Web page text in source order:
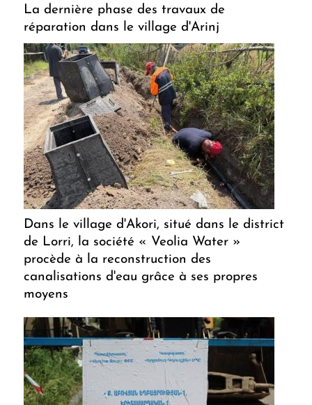
La dernière phase des travaux de
réparation dans le village d'Arinj
Dans le village d'Akori, situé dans le district
de Lorri, la société « Veolia Water »
procède à la reconstruction des
canalisations d'eau grâce à ses propres
moyens